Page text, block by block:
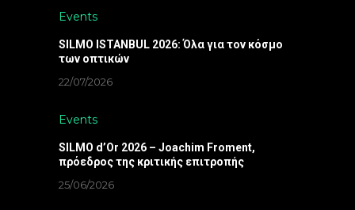
Events
SILMO ISTANBUL 2026: Όλα για τον κόσμο
των οπτικών
22/07/2026
Events
SILMO d’Or 2026 – Joachim Froment,
πρόεδρος της κριτικής επιτροπής
25/06/2026